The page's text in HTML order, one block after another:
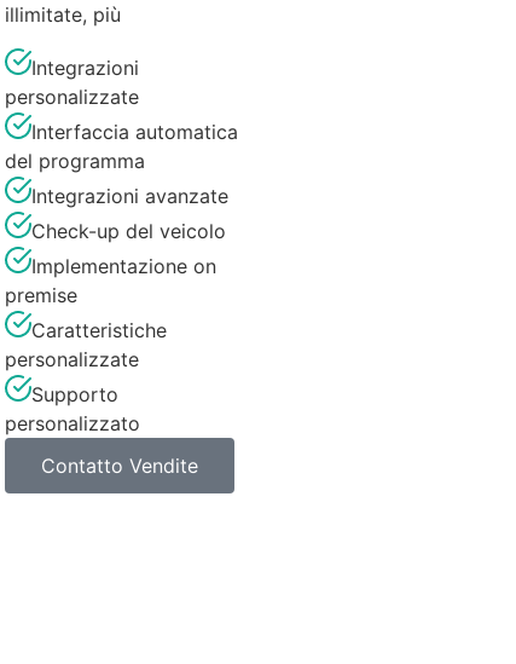
illimitate, più
Integrazioni
personalizzate
Interfaccia automatica
del programma
Integrazioni avanzate
Check-up del veicolo
Implementazione on
premise
Caratteristiche
personalizzate
Supporto
personalizzato
Contatto Vendite